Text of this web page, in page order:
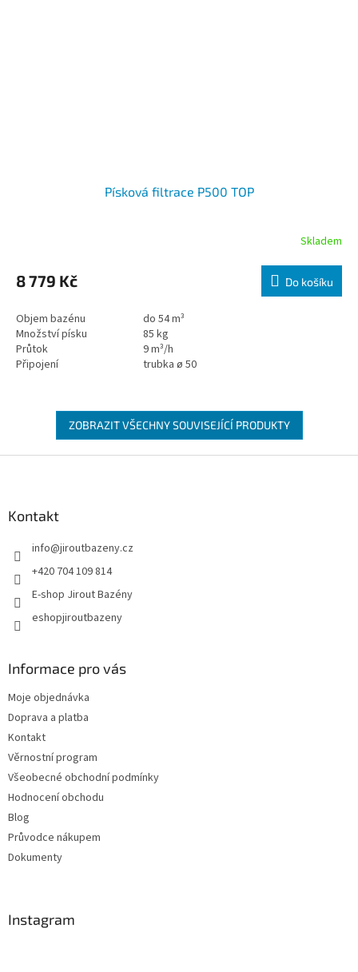
Písková filtrace P500 TOP
Skladem
8 779 Kč Do košíku
Objem bazénu
do 54 m³
Množství písku
85 kg
Průtok
9 m³/h
Připojení
trubka ø 50
ZOBRAZIT VŠECHNY SOUVISEJÍCÍ PRODUKTY
Kontakt
info@jiroutbazeny.cz
+420 704 109 814
E-shop Jirout Bazény
eshopjiroutbazeny
Informace pro vás
Moje objednávka
Doprava a platba
Kontakt
Věrnostní program
Všeobecné obchodní podmínky
Hodnocení obchodu
Blog
Průvodce nákupem
Dokumenty
Instagram